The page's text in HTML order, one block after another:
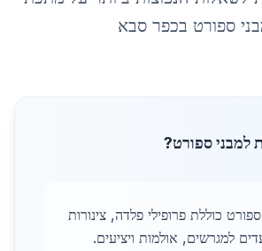
ספורט בכפר סבא
למבני ספורט?
כוללת פרופילי פלדה, צינורות
למגרשים, אולמות ויציעים.